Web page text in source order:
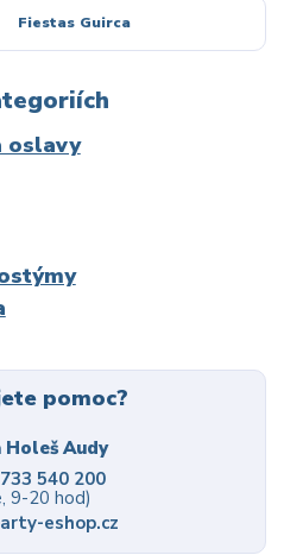
Fiestas Guirca
oslavy
pomoc?
Holeš Audy
540 200
9-20 hod)
eshop.cz